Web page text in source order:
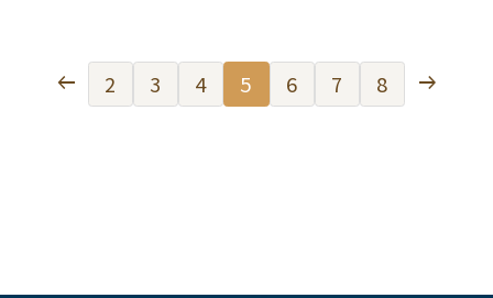
arrow_left_alt 2 3 4 5 6 7 8 arrow_right_alt